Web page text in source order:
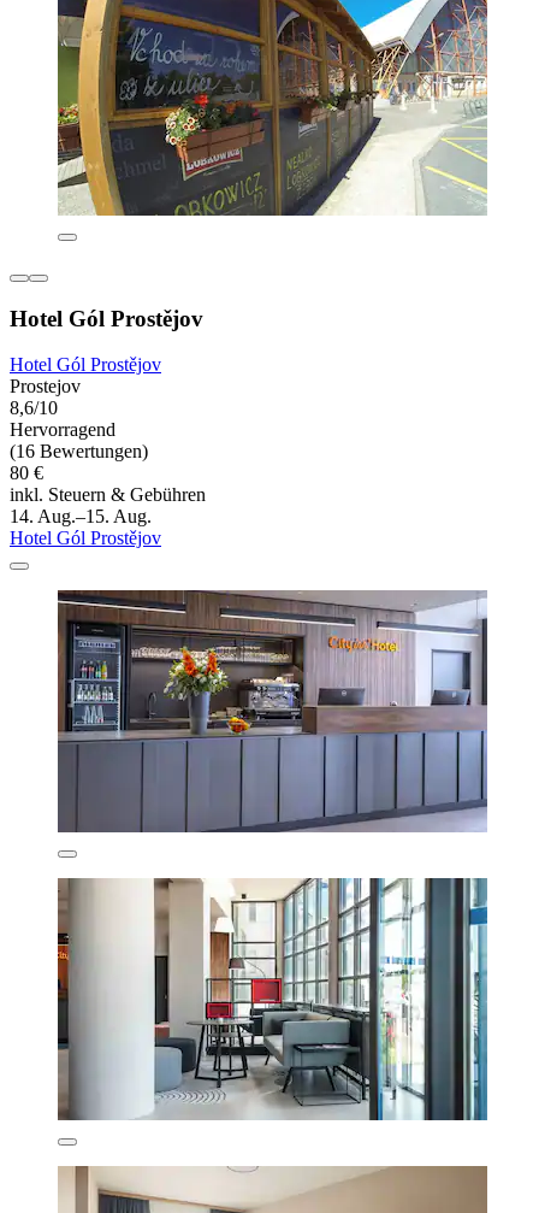
Hotel Gól Prostějov
Hotel Gól Prostějov
Prostejov
8,6/10
Hervorragend
(16 Bewertungen)
80 €
inkl. Steuern & Gebühren
14. Aug.–15. Aug.
Hotel Gól Prostějov